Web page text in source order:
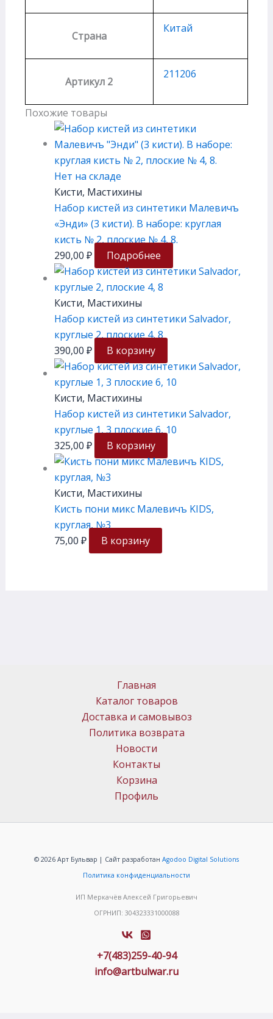
Страна
Китай
Артикул 2
211206
Похожие товары
Нет на складе
Кисти, Мастихины
Набор кистей из синтетики Малевичъ
«Энди» (3 кисти). В наборе: круглая
кисть № 2, плоские № 4, 8.
290,00 ₽ Подробнее
Кисти, Мастихины
Набор кистей из синтетики Salvador,
круглые 2, плоские 4, 8
390,00 ₽ В корзину
Кисти, Мастихины
Набор кистей из синтетики Salvador,
круглые 1, 3 плоские 6, 10
325,00 ₽ В корзину
Кисти, Мастихины
Кисть пони микс Малевичъ KIDS,
круглая, №3
75,00 ₽ В корзину
Главная
Каталог товаров
Доставка и самовывоз
Политика возврата
Новости
Контакты
Корзина
Профиль
© 2026 Арт Бульвар | Сайт разработан Agodoo Digital Solutions
Политика конфиденциальности
ИП Меркачёв Алексей Григорьевич
ОГРНИП: 304323331000088
+7(483)259-40-94
info@artbulwar.ru